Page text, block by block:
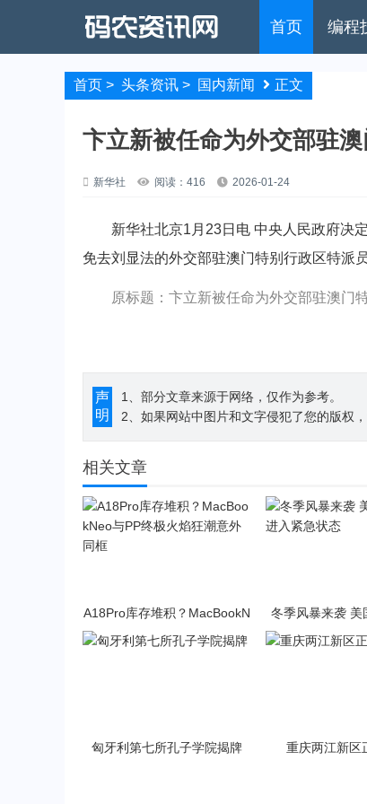
首页 编程
首页 > 头条资讯 > 国内新闻 正文
卞立新被任命为外交部驻
新华社 阅读：416 2026-01-24
新华社北京1月23日电 中央人民政府决定
免去刘显法的外交部驻澳门特别行政区特派
原标题：卞立新被任命为外交部驻澳门
声
明
1、部分文章来源于网络，仅作为参考。
2、如果网站中图片和文字侵犯了您的版权
相关文章
A18Pro库存堆积？MacBookN
eo与PP终极火焰狂潮意外同
框
冬季风暴来袭 美
匈牙利第七所孔子学院揭牌 重庆两江新区